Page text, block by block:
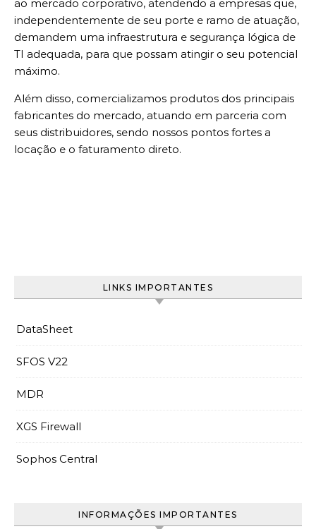
ao mercado corporativo, atendendo a empresas que,
independentemente de seu porte e ramo de atuação,
demandem uma infraestrutura e segurança lógica de
TI adequada, para que possam atingir o seu potencial
máximo.
Além disso, comercializamos produtos dos principais
fabricantes do mercado, atuando em parceria com
seus distribuidores, sendo nossos pontos fortes a
locação e o faturamento direto.
LINKS IMPORTANTES
DataSheet
SFOS V22
MDR
XGS Firewall
Sophos Central
INFORMAÇÕES IMPORTANTES